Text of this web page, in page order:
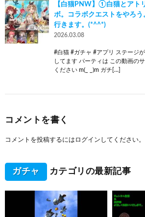
【白猫PNW】①白猫とアト
ボ。コラボクエストをやろ
行きます。(*^^*)
2026.03.08
#白猫 #ガチャ #アプリ ステージ
してます パーティは この動画の
ください m(_ _)m ガチ[…]
コメントを書く
コメントを投稿するには ログイン してください。
ガチャ カテゴリの最新記事